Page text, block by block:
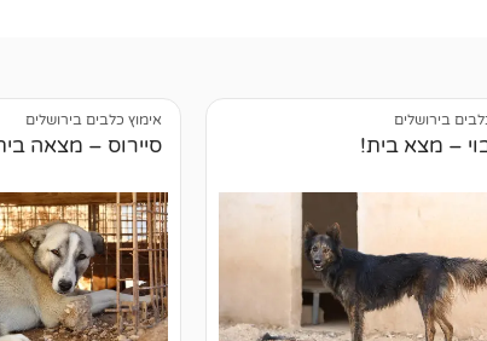
בירושלים
– מצא בית!
אימוץ כלבים בירושלים
סיירוס – מצאה